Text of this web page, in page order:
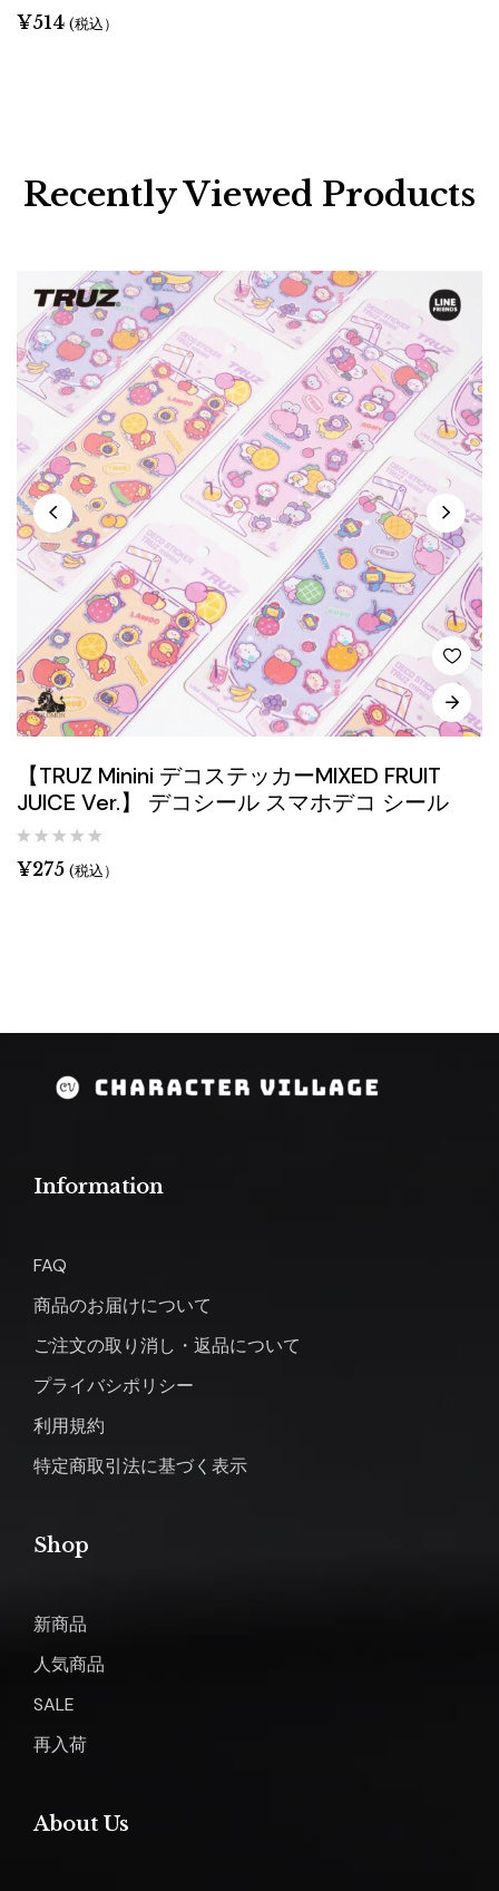
¥514 (税込）
Recently Viewed Products
【TRUZ Minini デコステッカーMIXED FRUIT
JUICE Ver.】 デコシール スマホデコ シール
¥275 (税込）
Information
FAQ
商品のお届けについて
ご注文の取り消し・返品について
プライバシポリシー
利用規約
特定商取引法に基づく表示
Shop
新商品
人気商品
SALE
再入荷
About Us